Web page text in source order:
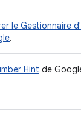
le Gestionnaire
.
Hint de